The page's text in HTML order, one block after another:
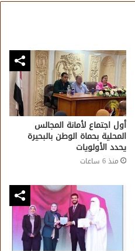
أول اجتماع لأمانة المجالس
المحلية بحماة الوطن بالبحيرة
يحدد الأولويات
منذ 6 ساعات